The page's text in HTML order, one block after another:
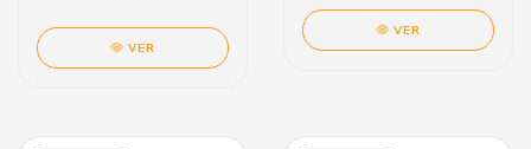
VER
VER